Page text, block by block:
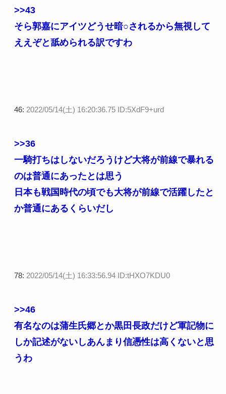
>>43
そら郭嘉にアイツどうせ暗○されるから無視して
ええぞと舐められる訳ですわ
46: 2022/05/14(土) 16:20:36.75 ID:5XdF9+urd
>>36
一騎打ちはしないだろうけど大将が前線で暴れる
のは普通にあったとは思う
日本も戦国時代の頃でも大将が前線で活躍したと
か普通にあるくらいだし
78: 2022/05/14(土) 16:33:56.94 ID:tHXO7KDU0
>>46
有名なのは蒲生氏郷とか黒田長政だけど軍記物に
しか記述がないしあんまり信憑性は高くないと思
うわ